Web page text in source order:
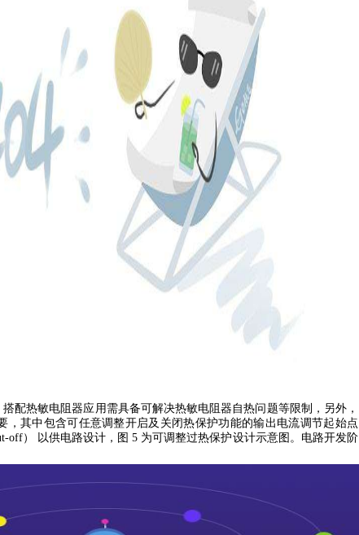
热敏电阻器应用需具备可解决热敏电阻器自热问题等限制，另外，
，其中包含可任意调整开启及关闭热保护功能的输出电流调节起始点
off） 以供电路设计，图 5 为可调整过热保护设计示意图。电路开发阶